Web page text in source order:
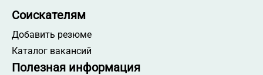
Соискателям
Добавить резюме
Каталог вакансий
Полезная информация